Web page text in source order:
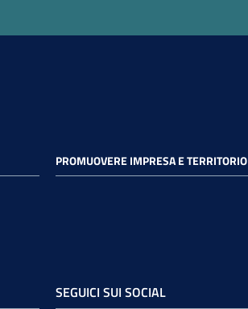
PROMUOVERE IMPRESA E TERRITORIO
SEGUICI SUI SOCIAL